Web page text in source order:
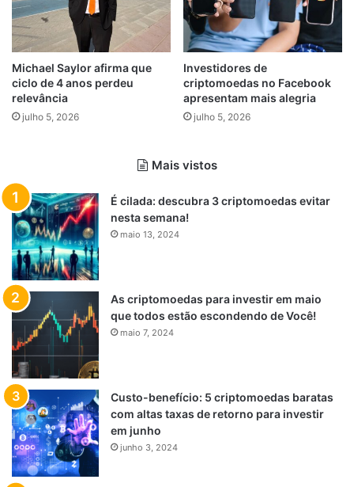
Michael Saylor afirma que
ciclo de 4 anos perdeu
relevância
julho 5, 2026
Investidores de
criptomoedas no Facebook
apresentam mais alegria
julho 5, 2026
Mais vistos
É cilada: descubra 3 criptomoedas evitar
nesta semana!
maio 13, 2024
As criptomoedas para investir em maio
que todos estão escondendo de Você!
maio 7, 2024
Custo-benefício: 5 criptomoedas baratas
com altas taxas de retorno para investir
em junho
junho 3, 2024